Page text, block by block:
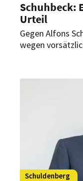
Schuhbeck:
Urteil
Gegen Alfons
wegen
Schuldenberg